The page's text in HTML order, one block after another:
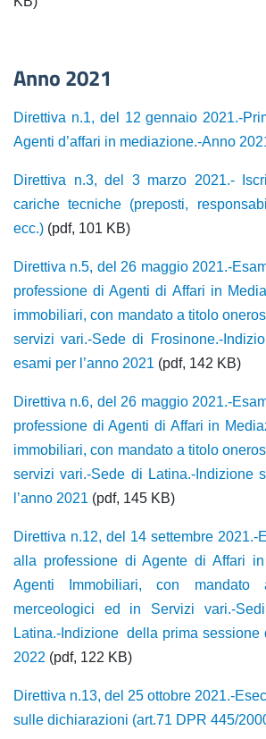
Anno 2021
Direttiva n.1, del 12 gennaio 2021.-
Agenti d’affari in mediazione.-Anno
Direttiva n.3, del 3 marzo 2021.-
cariche tecniche (preposti,
ecc.) (pdf, 101 KB)
Direttiva n.5, del 26 maggio 2021.-
professione di Agenti di Affari in
immobiliari, con mandato a titolo
servizi vari.-Sede di Frosinone.-
esami per l’anno 2021 (pdf, 142 KB)
Direttiva n.6, del 26 maggio 2021.-
professione di Agenti di Affari in
immobiliari, con mandato a titolo
servizi vari.-Sede di Latina.-Indizione
l’anno 2021 (pdf, 145 KB)
Direttiva n.12, del 14 settembre 2021.-
alla professione di Agente di Affari
Agenti Immobiliari, con mandato
merceologici ed in Servizi vari.-
Latina.-Indizione della prima sessione
2022 (pdf, 122 KB)
Direttiva n.13, del 25 ottobre 2021.-
sulle dichiarazioni (art.71 DPR 445/